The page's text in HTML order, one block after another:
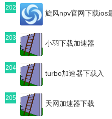
202
旋风npv官网下载ios
203
小羽下载加速器
204
turbo加速器下载入
205
天网加速器下载